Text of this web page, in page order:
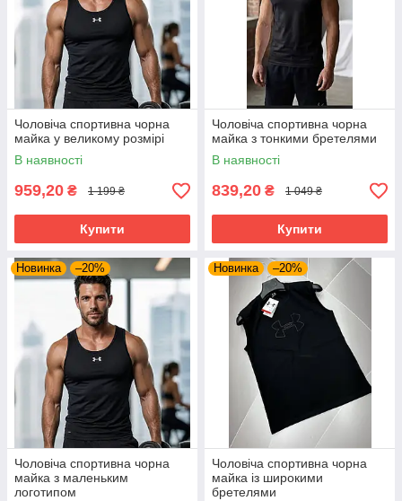
Чоловіча спортивна чорна
майка у великому розмірі
В наявності
959,20 ₴ 1 199 ₴
Купити
Чоловіча спортивна чорна
майка з тонкими бретелями
В наявності
839,20 ₴ 1 049 ₴
Купити
Новинка –20%
Чоловіча спортивна чорна
майка з маленьким
логотипом
Новинка –20%
Чоловіча спортивна чорна
майка із широкими
бретелями